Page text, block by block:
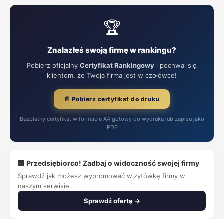
🏆
Znalazłeś swoją firmę w rankingu?
Pobierz oficjalny Certyfikat Rankingowy i pochwal się
klientom, że Twoja firma jest w czołówce!
📄 Pobierz certyfikat do druku
Bezpłatny certyfikat w formacie A4 gotowy do wydruku lub zapisu jako
PDF
🏢 Przedsiębiorco! Zadbaj o widoczność swojej firmy
Sprawdź jak możesz wypromować wizytówkę firmy w
naszym serwisie.
Sprawdź ofertę →